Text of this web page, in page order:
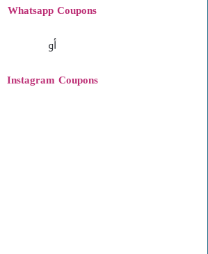
Whatsapp Coupons
أو
Coupons
Instagram